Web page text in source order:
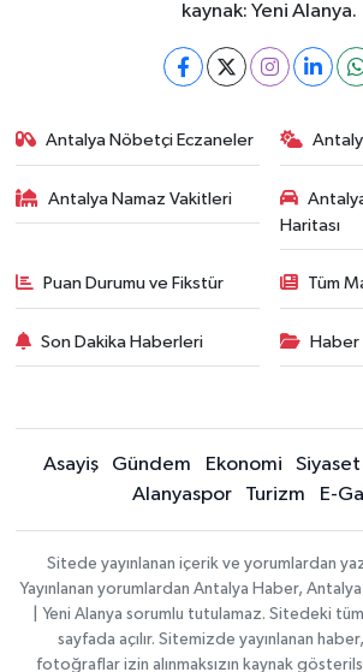
kaynak: Yeni Alanya.
Antalya Nöbetçi Eczaneler
Antalya Namaz Vakitleri
Haritası
Puan Durumu ve Fikstür Tüm
Son Dakika Haberleri Haber
Asayiş Gündem Ekonomi Siyaset
Alanyaspor
Turizm E-
Sitede yayınlanan içerik ve yorumlardan
Yayınlanan yorumlardan Antalya Haber,
| Yeni Alanya sorumlu tutulamaz. Sitedeki
sayfada açılır. Sitemizde yayınlanan
fotoğraflar izin alınmaksızın kaynak